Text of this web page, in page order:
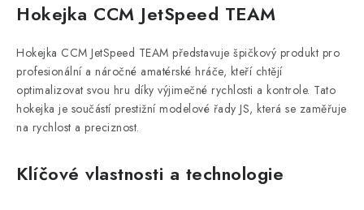
Hokejka CCM JetSpeed TEAM
Hokejka CCM JetSpeed TEAM představuje špičkový produkt pro
profesionální a náročné amatérské hráče, kteří chtějí
optimalizovat svou hru díky výjimečné rychlosti a kontrole. Tato
hokejka je součástí prestižní modelové řady JS, která se zaměřuje
na rychlost a preciznost.
Klíčové vlastnosti a technologie